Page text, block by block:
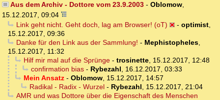
Aus dem Archiv - Dottore vom 23.9.2003- Oblomow,
15.12.2017, 09:04
Link geht nicht. Geht doch, lag am Browser! (oT)
- optimist,
15.12.2017, 09:36
Danke für den Link aus der Sammlung! - Mephistopheles,
15.12.2017, 11:32
Hilf mir mal auf die Sprünge- trosinette, 15.12.2017, 12:48
confirmation bias- Rybezahl, 16.12.2017, 03:33
Mein Ansatz- Oblomow, 15.12.2017, 14:57
Radikal - Radix - Wurzel- Rybezahl, 15.12.2017, 21:04
AMR und was Dottore über die Eigenschaft des Menschen